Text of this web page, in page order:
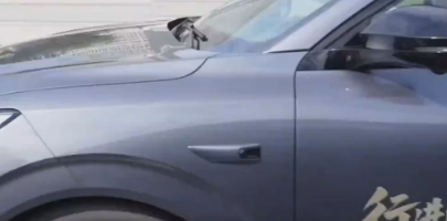
碧
浪
潮
專
包
養
app
生〉
中